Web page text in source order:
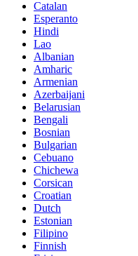
Catalan
Esperanto
Hindi
Lao
Albanian
Amharic
Armenian
Azerbaijani
Belarusian
Bengali
Bosnian
Bulgarian
Cebuano
Chichewa
Corsican
Croatian
Dutch
Estonian
Filipino
Finnish